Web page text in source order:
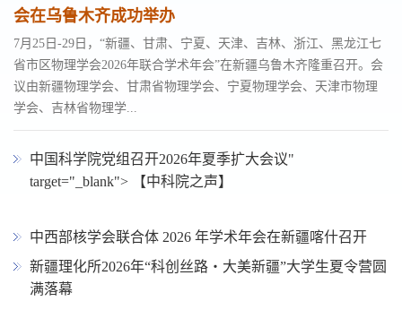
会在乌鲁木齐成功举办
7月25日-29日，“新疆、甘肃、宁夏、天津、吉林、浙江、黑龙江七
省市区物理学会2026年联合学术年会”在新疆乌鲁木齐隆重召开。会
议由新疆物理学会、甘肃省物理学会、宁夏物理学会、天津市物理
学会、吉林省物理学...
中国科学院党组召开2026年夏季扩大会议"
target="_blank"> 【中科院之声】
中西部核学会联合体 2026 年学术年会在新疆喀什召开
新疆理化所2026年“科创丝路・大美新疆”大学生夏令营圆
满落幕